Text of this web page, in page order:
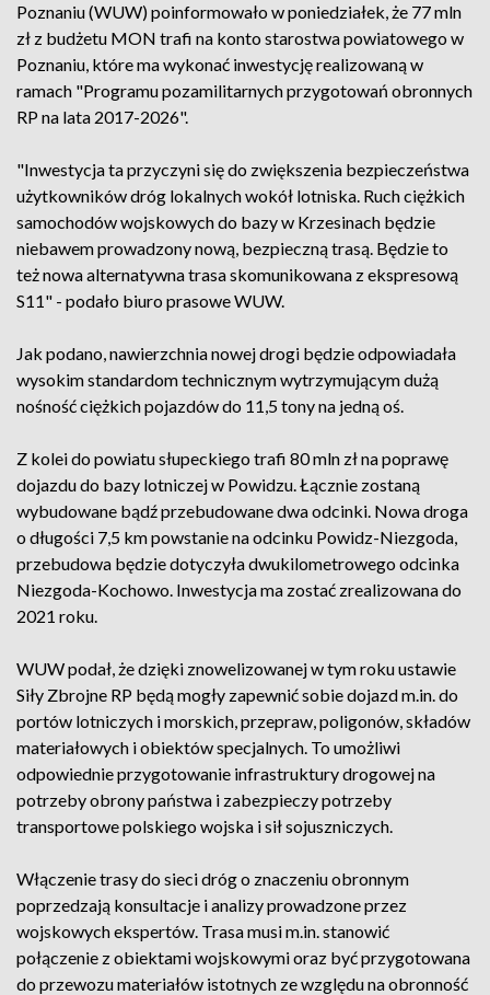
Poznaniu (WUW) poinformowało w poniedziałek, że 77 mln
zł z budżetu MON trafi na konto starostwa powiatowego w
Poznaniu, które ma wykonać inwestycję realizowaną w
ramach "Programu pozamilitarnych przygotowań obronnych
RP na lata 2017-2026".
"Inwestycja ta przyczyni się do zwiększenia bezpieczeństwa
użytkowników dróg lokalnych wokół lotniska. Ruch ciężkich
samochodów wojskowych do bazy w Krzesinach będzie
niebawem prowadzony nową, bezpieczną trasą. Będzie to
też nowa alternatywna trasa skomunikowana z ekspresową
S11" - podało biuro prasowe WUW.
Jak podano, nawierzchnia nowej drogi będzie odpowiadała
wysokim standardom technicznym wytrzymującym dużą
nośność ciężkich pojazdów do 11,5 tony na jedną oś.
Z kolei do powiatu słupeckiego trafi 80 mln zł na poprawę
dojazdu do bazy lotniczej w Powidzu. Łącznie zostaną
wybudowane bądź przebudowane dwa odcinki. Nowa droga
o długości 7,5 km powstanie na odcinku Powidz-Niezgoda,
przebudowa będzie dotyczyła dwukilometrowego odcinka
Niezgoda-Kochowo. Inwestycja ma zostać zrealizowana do
2021 roku.
WUW podał, że dzięki znowelizowanej w tym roku ustawie
Siły Zbrojne RP będą mogły zapewnić sobie dojazd m.in. do
portów lotniczych i morskich, przepraw, poligonów, składów
materiałowych i obiektów specjalnych. To umożliwi
odpowiednie przygotowanie infrastruktury drogowej na
potrzeby obrony państwa i zabezpieczy potrzeby
transportowe polskiego wojska i sił sojuszniczych.
Włączenie trasy do sieci dróg o znaczeniu obronnym
poprzedzają konsultacje i analizy prowadzone przez
wojskowych ekspertów. Trasa musi m.in. stanowić
połączenie z obiektami wojskowymi oraz być przygotowana
do przewozu materiałów istotnych ze względu na obronność